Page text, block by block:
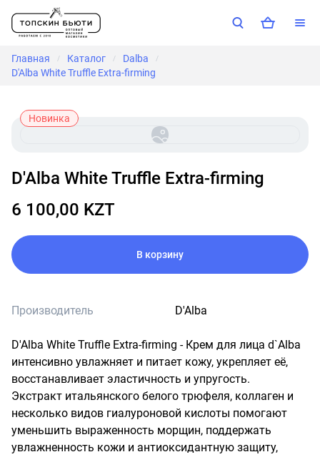
Главная / Каталог / Dalba /
D'Alba White Truffle Extra-firming
Новинка
D'Alba White Truffle Extra-firming
6 100,00 KZT
В корзину
Производитель D'Alba
D'Alba White Truffle Extra-firming - Крем для лица d`Alba
интенсивно увлажняет и питает кожу, укрепляет её,
восстанавливает эластичность и упругость.
Экстракт итальянского белого трюфеля, коллаген и
несколько видов гиалуроновой кислоты помогают
уменьшить выраженность морщин, поддержать
увлажненность кожи и антиоксидантную защиту,